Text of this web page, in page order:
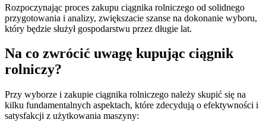
Rozpoczynając proces zakupu ciągnika rolniczego od solidnego
przygotowania i analizy, zwiększacie szanse na dokonanie wyboru,
który będzie służył gospodarstwu przez długie lat.
Na co zwrócić uwagę kupując ciągnik
rolniczy?
Przy wyborze i zakupie ciągnika rolniczego należy skupić się na
kilku fundamentalnych aspektach, które zdecydują o efektywności i
satysfakcji z użytkowania maszyny: